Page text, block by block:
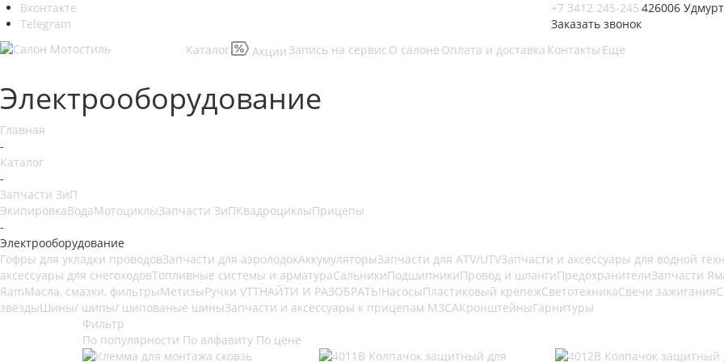
Вконтакте
Telegram
426006
+7 3412 245-245
Заказать звонок
Каталог
Акции Запись на сервис О салоне Оплата и доставка Контакты Ещё
Электрооборудование
Главная
-
Каталог
-
Запчасти ЗиП
ЭкипировкаВодаМотоциклыЗапчасти ЗиПКвадроциклыПрицепы
-
Электрооборудование
Гофры для укладки проводовЗапчасти для аэролодокАккумуляторыЗапчасти для ATV/UTVЗапчасти и аксессуары для водной
аксессуары для снегоходовТопливные системы и арматураСальникиПодшипникиПровод и шлангиПредохранителиЗапчасти
RamМасла, смазки, фильтрыМетизыРучки VTTНАЙТИ И РАЗОБРАТЬ!НасосыПластиковый крепежСветотехникаСвечи зажигания
звёздыШины/ шипы/ шипованые шиныЗапчасти и аксессуары к прицепам МЗСАКронштейныГарнитуры
Фильтр
По популярности По алфавиту По цене